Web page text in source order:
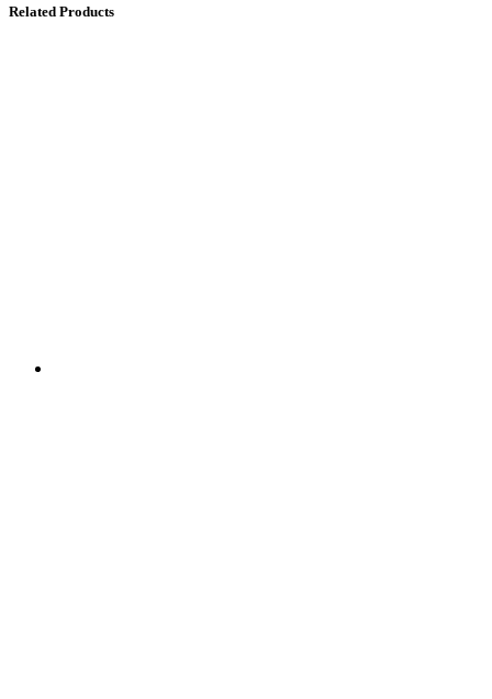
Related Products